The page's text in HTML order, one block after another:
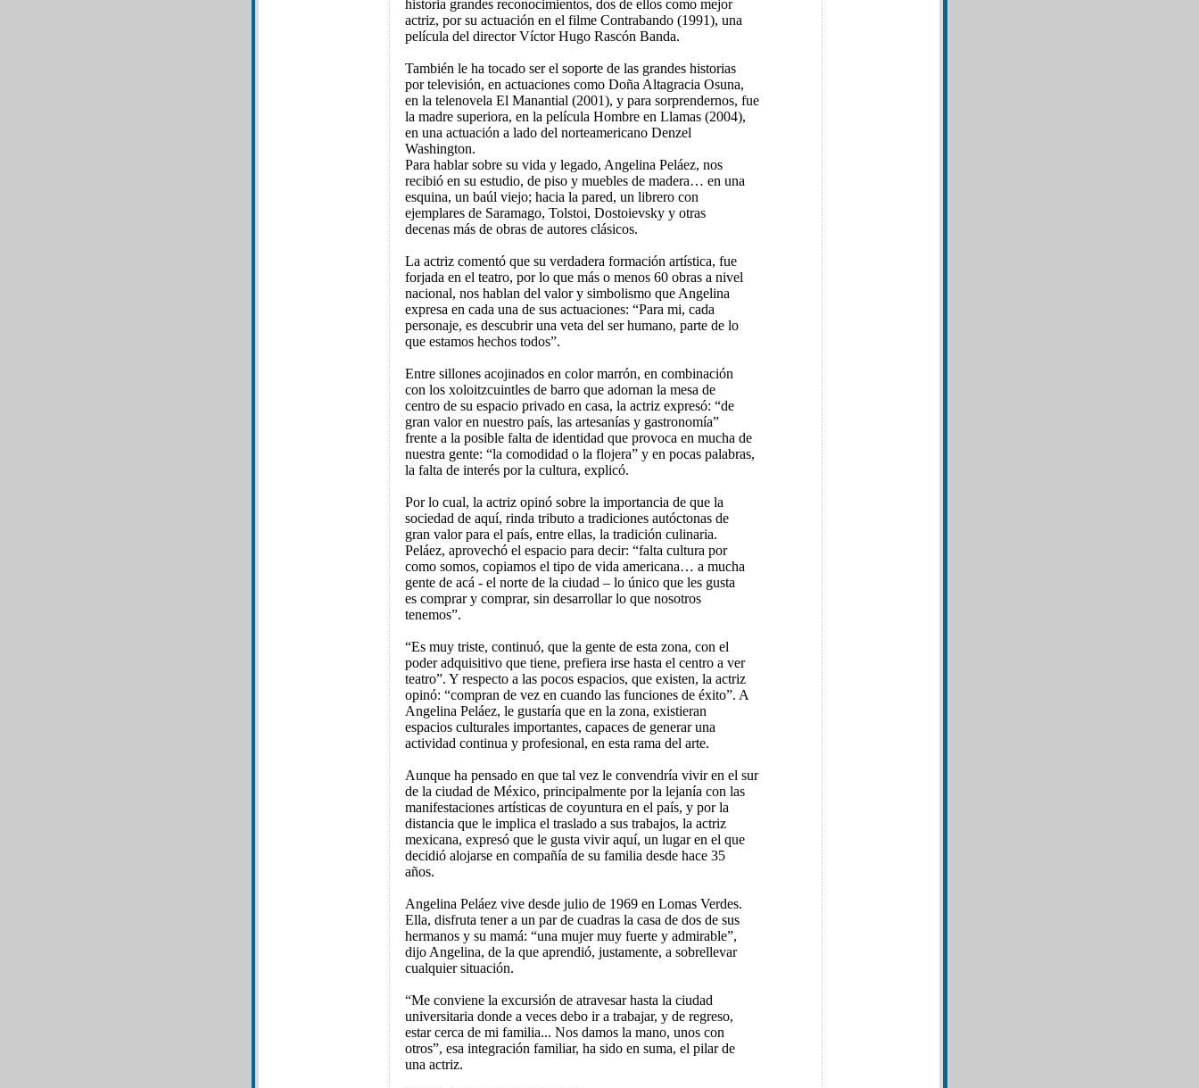
historia grandes reconocimientos, dos de ellos como mejor
actriz, por su actuación en el filme Contrabando (1991), una
película del director Víctor Hugo Rascón Banda.
También le ha tocado ser el soporte de las grandes historias
por televisión, en actuaciones como Doña Altagracia Osuna,
en la telenovela El Manantial (2001), y para sorprendernos, fue
la madre superiora, en la película Hombre en Llamas (2004),
en una actuación a lado del norteamericano Denzel
Washington.
Para hablar sobre su vida y legado, Angelina Peláez, nos
recibió en su estudio, de piso y muebles de madera… en una
esquina, un baúl viejo; hacia la pared, un librero con
ejemplares de Saramago, Tolstoi, Dostoievsky y otras
decenas más de obras de autores clásicos.
La actriz comentó que su verdadera formación artística, fue
forjada en el teatro, por lo que más o menos 60 obras a nivel
nacional, nos hablan del valor y simbolismo que Angelina
expresa en cada una de sus actuaciones: “Para mi, cada
personaje, es descubrir una veta del ser humano, parte de lo
que estamos hechos todos”.
Entre sillones acojinados en color marrón, en combinación
con los xoloitzcuintles de barro que adornan la mesa de
centro de su espacio privado en casa, la actriz expresó: “de
gran valor en nuestro país, las artesanías y gastronomía”
frente a la posible falta de identidad que provoca en mucha de
nuestra gente: “la comodidad o la flojera” y en pocas palabras,
la falta de interés por la cultura, explicó.
Por lo cual, la actriz opinó sobre la importancia de que la
sociedad de aquí, rinda tributo a tradiciones autóctonas de
gran valor para el país, entre ellas, la tradición culinaria.
Peláez, aprovechó el espacio para decir: “falta cultura por
como somos, copiamos el tipo de vida americana… a mucha
gente de acá - el norte de la ciudad – lo único que les gusta
es comprar y comprar, sin desarrollar lo que nosotros
tenemos”.
“Es muy triste, continuó, que la gente de esta zona, con el
poder adquisitivo que tiene, prefiera irse hasta el centro a ver
teatro”. Y respecto a las pocos espacios, que existen, la actriz
opinó: “compran de vez en cuando las funciones de éxito”. A
Angelina Peláez, le gustaría que en la zona, existieran
espacios culturales importantes, capaces de generar una
actividad continua y profesional, en esta rama del arte.
Aunque ha pensado en que tal vez le convendría vivir en el sur
de la ciudad de México, principalmente por la lejanía con las
manifestaciones artísticas de coyuntura en el país, y por la
distancia que le implica el traslado a sus trabajos, la actriz
mexicana, expresó que le gusta vivir aquí, un lugar en el que
decidió alojarse en compañía de su familia desde hace 35
años.
Angelina Peláez vive desde julio de 1969 en Lomas Verdes.
Ella, disfruta tener a un par de cuadras la casa de dos de sus
hermanos y su mamá: “una mujer muy fuerte y admirable”,
dijo Angelina, de la que aprendió, justamente, a sobrellevar
cualquier situación.
“Me conviene la excursión de atravesar hasta la ciudad
universitaria donde a veces debo ir a trabajar, y de regreso,
estar cerca de mi familia... Nos damos la mano, unos con
otros”, esa integración familiar, ha sido en suma, el pilar de
una actriz.